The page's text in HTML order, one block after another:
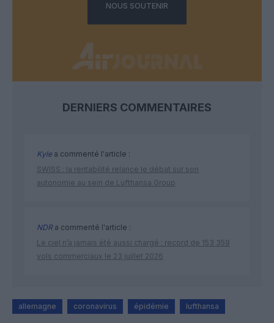
NOUS SOUTENIR
DERNIERS COMMENTAIRES
Kylea commenté l'article :
SWISS : la rentabilité relance le débat sur son
autonomie au sein de Lufthansa Group
NDRa commenté l'article :
Le ciel n’a jamais été aussi chargé : record de 153 359
vols commerciaux le 23 juillet 2026
allemagne coronavirus épidémie lufthansa